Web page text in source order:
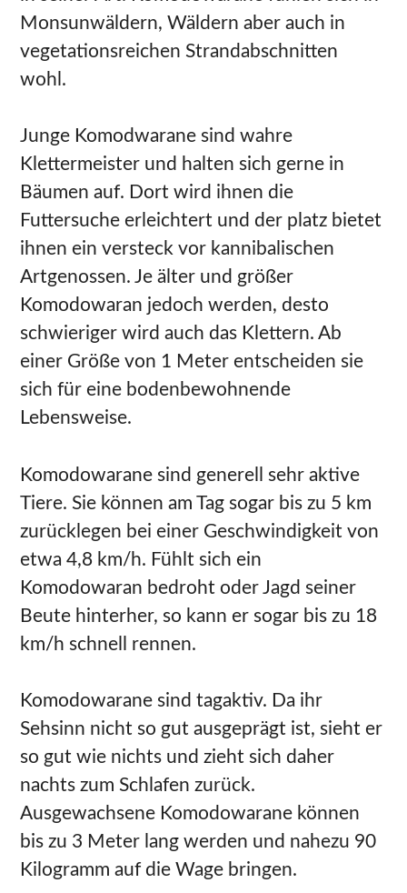
Monsunwäldern, Wäldern aber auch in
vegetationsreichen Strandabschnitten
wohl.
Junge Komodwarane sind wahre
Klettermeister und halten sich gerne in
Bäumen auf. Dort wird ihnen die
Futtersuche erleichtert und der platz bietet
ihnen ein versteck vor kannibalischen
Artgenossen. Je älter und größer
Komodowaran jedoch werden, desto
schwieriger wird auch das Klettern. Ab
einer Größe von 1 Meter entscheiden sie
sich für eine bodenbewohnende
Lebensweise.
Komodowarane sind generell sehr aktive
Tiere. Sie können am Tag sogar bis zu 5 km
zurücklegen bei einer Geschwindigkeit von
etwa 4,8 km/h. Fühlt sich ein
Komodowaran bedroht oder Jagd seiner
Beute hinterher, so kann er sogar bis zu 18
km/h schnell rennen.
Komodowarane sind tagaktiv. Da ihr
Sehsinn nicht so gut ausgeprägt ist, sieht er
so gut wie nichts und zieht sich daher
nachts zum Schlafen zurück.
Ausgewachsene Komodowarane können
bis zu 3 Meter lang werden und nahezu 90
Kilogramm auf die Wage bringen.